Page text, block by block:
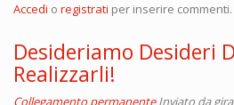
Accedi o registrati per inserire commenti.
Desideriamo Desideri
Realizzarli!
Collegamento permanente Inviato da